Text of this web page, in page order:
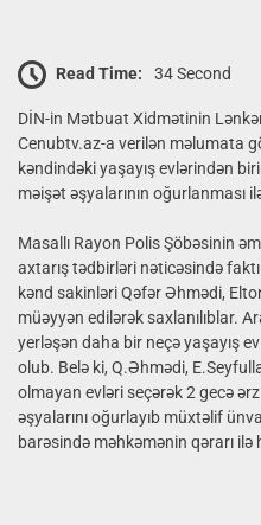
Read Time: 34 Second
DİN-in Mətbuat Xidmətinin
Cenubtv.az-a verilən məlumata
kəndindəki yaşayış evlərindən
məişət əşyalarının oğurlanması
Masallı Rayon Polis Şöbəsinin
axtarış tədbirləri nəticəsində
kənd sakinləri Qəfər Əhmədi,
müəyyən edilərək saxlanılıblar.
yerləşən daha bir neçə yaşayış
olub. Belə ki, Q.Əhmədi,
olmayan evləri seçərək 2 gecə
əşyalarını oğurlayıb müxtəlif
barəsində məhkəmənin qərarı